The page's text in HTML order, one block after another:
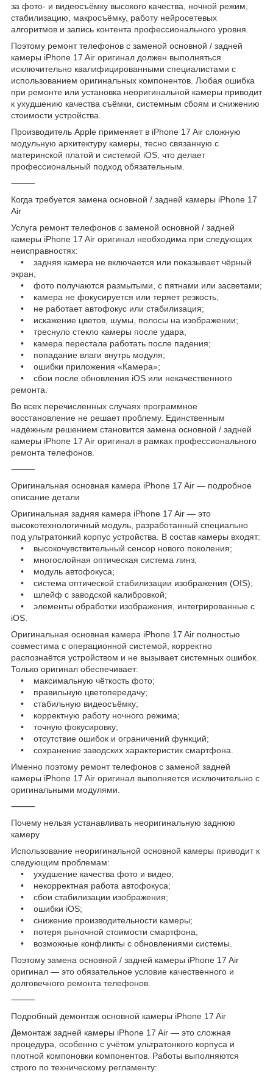
за фото- и видеосъёмку высокого качества, ночной режим,
стабилизацию, макросъёмку, работу нейросетевых
алгоритмов и запись контента профессионального уровня.
Поэтому ремонт телефонов с заменой основной / задней
камеры iPhone 17 Air оригинал должен выполняться
исключительно квалифицированными специалистами с
использованием оригинальных компонентов. Любая ошибка
при ремонте или установка неоригинальной камеры приводит
к ухудшению качества съёмки, системным сбоям и снижению
стоимости устройства.
Производитель Apple применяет в iPhone 17 Air сложную
модульную архитектуру камеры, тесно связанную с
материнской платой и системой iOS, что делает
профессиональный подход обязательным.
⸻
Когда требуется замена основной / задней камеры iPhone 17
Air
Услуга ремонт телефонов с заменой основной / задней
камеры iPhone 17 Air оригинал необходима при следующих
неисправностях:
• задняя камера не включается или показывает чёрный
экран;
• фото получаются размытыми, с пятнами или засветами;
• камера не фокусируется или теряет резкость;
• не работает автофокус или стабилизация;
• искажение цветов, шумы, полосы на изображении;
• треснуло стекло камеры после удара;
• камера перестала работать после падения;
• попадание влаги внутрь модуля;
• ошибки приложения «Камера»;
• сбои после обновления iOS или некачественного
ремонта.
Во всех перечисленных случаях программное
восстановление не решает проблему. Единственным
надёжным решением становится замена основной / задней
камеры iPhone 17 Air оригинал в рамках профессионального
ремонта телефонов.
⸻
Оригинальная основная камера iPhone 17 Air — подробное
описание детали
Оригинальная задняя камера iPhone 17 Air — это
высокотехнологичный модуль, разработанный специально
под ультратонкий корпус устройства. В состав камеры входят:
• высокочувствительный сенсор нового поколения;
• многослойная оптическая система линз;
• модуль автофокуса;
• система оптической стабилизации изображения (OIS);
• шлейф с заводской калибровкой;
• элементы обработки изображения, интегрированные с
iOS.
Оригинальная основная камера iPhone 17 Air полностью
совместима с операционной системой, корректно
распознаётся устройством и не вызывает системных ошибок.
Только оригинал обеспечивает:
• максимальную чёткость фото;
• правильную цветопередачу;
• стабильную видеосъёмку;
• корректную работу ночного режима;
• точную фокусировку;
• отсутствие ошибок и ограничений функций;
• сохранение заводских характеристик смартфона.
Именно поэтому ремонт телефонов с заменой задней
камеры iPhone 17 Air оригинал выполняется исключительно с
оригинальными модулями.
⸻
Почему нельзя устанавливать неоригинальную заднюю
камеру
Использование неоригинальной основной камеры приводит к
следующим проблемам:
• ухудшение качества фото и видео;
• некорректная работа автофокуса;
• сбои стабилизации изображения;
• ошибки iOS;
• снижение производительности камеры;
• потеря рыночной стоимости смартфона;
• возможные конфликты с обновлениями системы.
Поэтому замена основной / задней камеры iPhone 17 Air
оригинал — это обязательное условие качественного и
долговечного ремонта телефонов.
⸻
Подробный демонтаж основной камеры iPhone 17 Air
Демонтаж задней камеры iPhone 17 Air — это сложная
процедура, особенно с учётом ультратонкого корпуса и
плотной компоновки компонентов. Работы выполняются
строго по техническому регламенту: